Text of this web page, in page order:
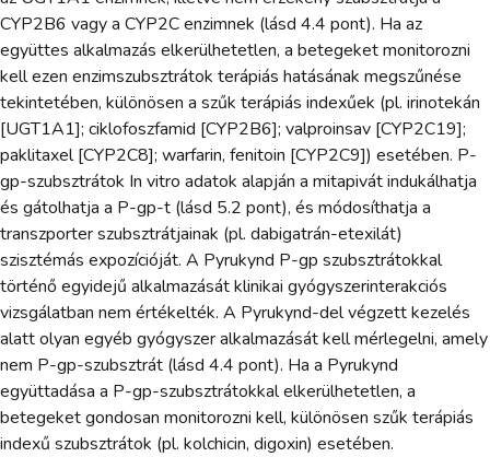
CYP2B6 vagy a CYP2C enzimnek (lásd 4.4 pont). Ha az
együttes alkalmazás elkerülhetetlen, a betegeket monitorozni
kell ezen enzimszubsztrátok terápiás hatásának megszűnése
tekintetében, különösen a szűk terápiás indexűek (pl. irinotekán
[UGT1A1]; ciklofoszfamid [CYP2B6]; valproinsav [CYP2C19];
paklitaxel [CYP2C8]; warfarin, fenitoin [CYP2C9]) esetében. P-
gp-szubsztrátok In vitro adatok alapján a mitapivát indukálhatja
és gátolhatja a P-gp-t (lásd 5.2 pont), és módosíthatja a
transzporter szubsztrátjainak (pl. dabigatrán-etexilát)
szisztémás expozícióját. A Pyrukynd P-gp szubsztrátokkal
történő egyidejű alkalmazását klinikai gyógyszerinterakciós
vizsgálatban nem értékelték. A Pyrukynd-del végzett kezelés
alatt olyan egyéb gyógyszer alkalmazását kell mérlegelni, amely
nem P-gp-szubsztrát (lásd 4.4 pont). Ha a Pyrukynd
együttadása a P-gp-szubsztrátokkal elkerülhetetlen, a
betegeket gondosan monitorozni kell, különösen szűk terápiás
indexű szubsztrátok (pl. kolchicin, digoxin) esetében.